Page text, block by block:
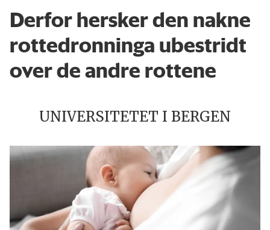
Derfor hersker den nakne
rottedronninga ubestridt
over de andre rottene
UNIVERSITETET I BERGEN